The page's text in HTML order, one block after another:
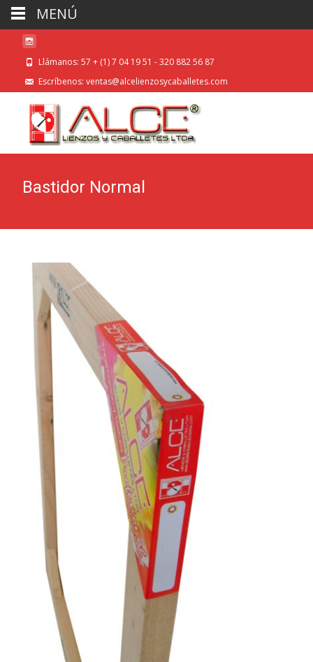
Llámanos: 57 + (1) 7 04 19 51 - 320 882 56 87
Escríbenos: ventas@alcelienzosycaballetes.com
Bastidor Normal
MENÚ